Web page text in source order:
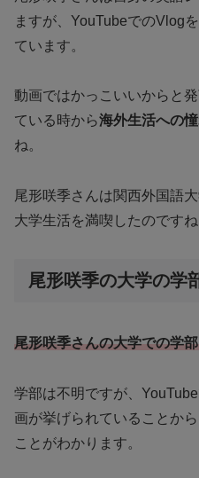
ますが、YouTubeでのVlog
ています。
動画ではかっこいいからと
ている時から海外生活への
ね。
尾形咲季さんは関西外国語
大学生活を満喫したのですね
尾形咲季の大学の学
尾形咲季さんの大学での学
学部は不明ですが、
画が挙げられていることから
ことがわかります。